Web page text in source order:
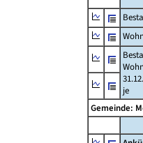
je
Gemeinde: